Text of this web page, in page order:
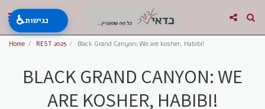
Home REST 2025 Black Grand Canyon: We are kosher, Habibi!
BLACK GRAND CANYON: WE
ARE KOSHER, HABIBI!
♿נגישות